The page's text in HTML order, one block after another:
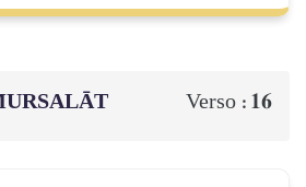
Verso : 16